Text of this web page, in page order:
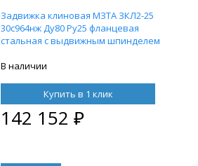
Задвижка клиновая МЗТА ЗКЛ2-25
30с964нж Ду80 Ру25 фланцевая
стальная с выдвижным шпинделем
F07 (ОСТ тип А) 2000 мм, управление
В наличии
Купить в 1 клик
142 152 ₽